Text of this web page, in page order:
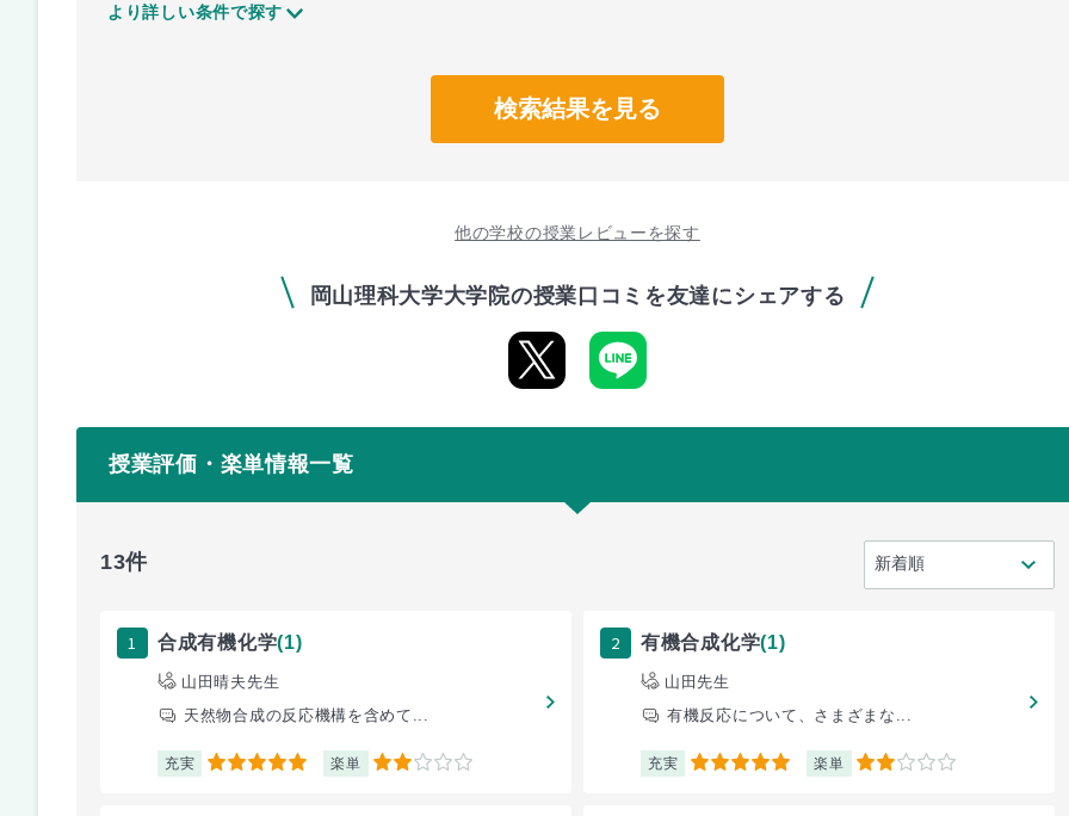
より詳しい条件で探す
検索結果を見る
他の学校の授業レビューを探す
岡山理科大学大学院の授業口コミを友達にシェアする
授業評価・楽単情報一覧
13件
1 合成有機化学(1)
山田晴夫先生
天然物合成の反応機構を含めて...
充実 5 楽単 2
2 有機合成化学(1)
山田先生
有機反応について、さまざまな...
充実 5 楽単 2